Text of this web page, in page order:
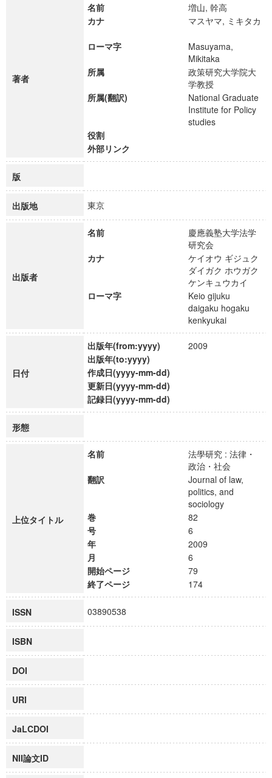
著者
名前
増山, 幹高
カナ
マスヤマ, ミキタカ
ローマ字
Masuyama,
Mikitaka
所属
政策研究大学院大
学教授
所属(翻訳)
National Graduate
Institute for Policy
studies
役割
外部リンク
版
出版地 東京
出版者
名前
慶應義塾大学法学
研究会
カナ
ケイオウ ギジュク
ダイガク ホウガク
ケンキュウカイ
ローマ字
Keio gijuku
daigaku hogaku
kenkyukai
日付
出版年(from:yyyy)
2009
出版年(to:yyyy)
作成日(yyyy-mm-dd)
更新日(yyyy-mm-dd)
記録日(yyyy-mm-dd)
形態
上位タイトル
名前
法學研究 : 法律・
政治・社会
翻訳
Journal of law,
politics, and
sociology
巻
82
号
6
年
2009
月
6
開始ページ
79
終了ページ
174
ISSN 03890538
ISBN
DOI
URI
JaLCDOI
NII論文ID